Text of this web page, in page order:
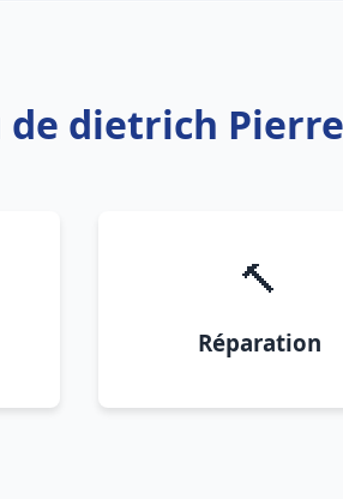
de dietrich
🔨
Réparation